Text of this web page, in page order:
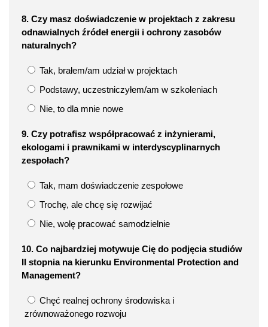
8. Czy masz doświadczenie w projektach z zakresu
odnawialnych źródeł energii i ochrony zasobów
naturalnych?
Tak, brałem/am udział w projektach
Podstawy, uczestniczyłem/am w szkoleniach
Nie, to dla mnie nowe
9. Czy potrafisz współpracować z inżynierami,
ekologami i prawnikami w interdyscyplinarnych
zespołach?
Tak, mam doświadczenie zespołowe
Trochę, ale chcę się rozwijać
Nie, wolę pracować samodzielnie
10. Co najbardziej motywuje Cię do podjęcia studiów
II stopnia na kierunku Environmental Protection and
Management?
Chęć realnej ochrony środowiska i
zrównoważonego rozwoju